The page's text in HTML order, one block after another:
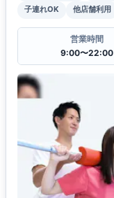
子連れOK
他店舗利用
営業時間
9:00〜22:00